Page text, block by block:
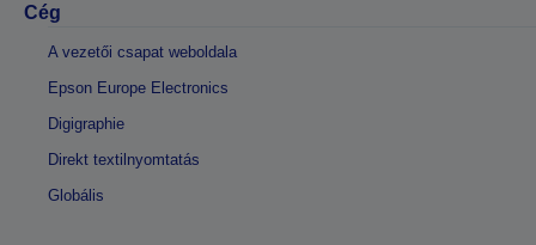
Cég
A vezetői csapat weboldala
Epson Europe Electronics
Digigraphie
Direkt textilnyomtatás
Globális